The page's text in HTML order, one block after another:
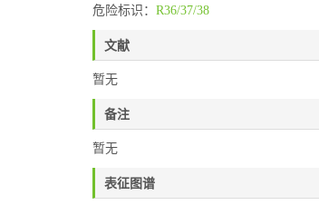
危险标识： R36/37/38
文献
暂无
备注
暂无
表征图谱